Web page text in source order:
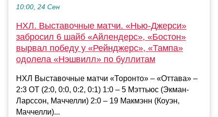
10:00, 24 Сен
НХЛ. Выставочные матчи. «Нью-Джерси»
забросил 6 шайб «Айлендерс», «Бостон»
вырвал победу у «Рейнджерс», «Тампа»
одолела «Нэшвилл» по буллитам
НХЛ Выставочные матчи «Торонто» – «Оттава» –
2:3 ОТ (2:0, 0:0, 0:2, 0:1) 1:0 – 5 Мэттьюс (Экман-
Ларссон, Маччелли) 2:0 – 19 Макмэнн (Коуэн,
Маччелли)...